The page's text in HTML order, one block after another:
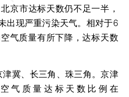
市达标天数仍不足一半，
出现严重污染天气。相对于6
气质量有所下降，达标天数
冀、长三角、珠三角。京津
气质量达标天数比例在